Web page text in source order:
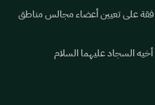
على تعيين أعضاء مجالس مناطق
أخيه السجاد عليهما السلام